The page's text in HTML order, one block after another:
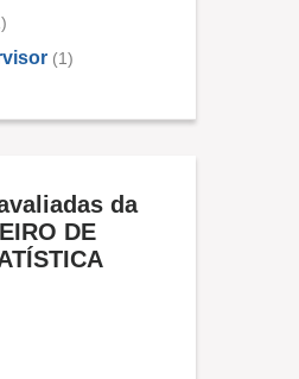
(1)
da
DE